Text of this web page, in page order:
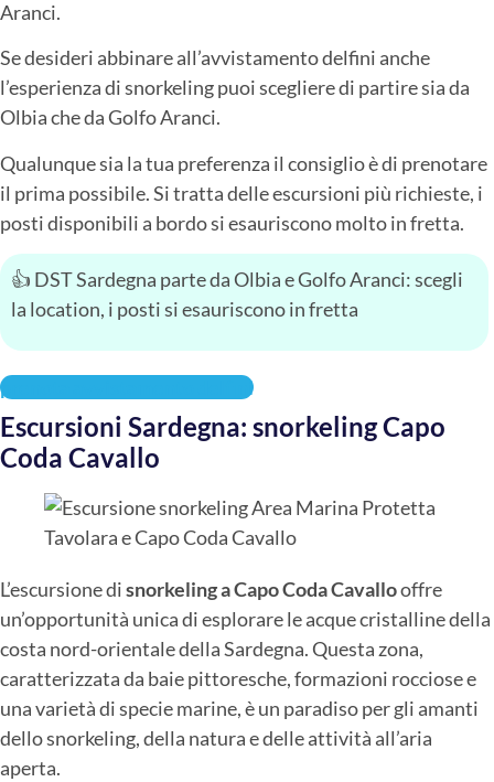
Aranci.
Se desideri abbinare all’avvistamento delfini anche
l’esperienza di snorkeling puoi scegliere di partire sia da
Olbia che da Golfo Aranci.
Qualunque sia la tua preferenza il consiglio è di prenotare
il prima possibile. Si tratta delle escursioni più richieste, i
posti disponibili a bordo si esauriscono molto in fretta.
👍 DST Sardegna parte da Olbia e Golfo Aranci: scegli
la location, i posti si esauriscono in fretta
prenota avvistamento delfini
Escursioni Sardegna: snorkeling Capo
Coda Cavallo
L’escursione disnorkeling a Capo Coda Cavallooffre
un’opportunità unica di esplorare le acque cristalline della
costa nord-orientale della Sardegna. Questa zona,
caratterizzata da baie pittoresche, formazioni rocciose e
una varietà di specie marine, è un paradiso per gli amanti
dello snorkeling, della natura e delle attività all’aria
aperta.